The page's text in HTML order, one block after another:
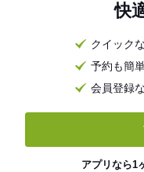
快
クイック
予約も簡
会員登録
アプリなら1